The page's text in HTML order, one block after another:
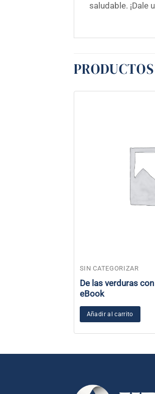
saludable. ¡Dale
SIN CATEGORIZAR
De las verduras
eBook
Añadir al carrito